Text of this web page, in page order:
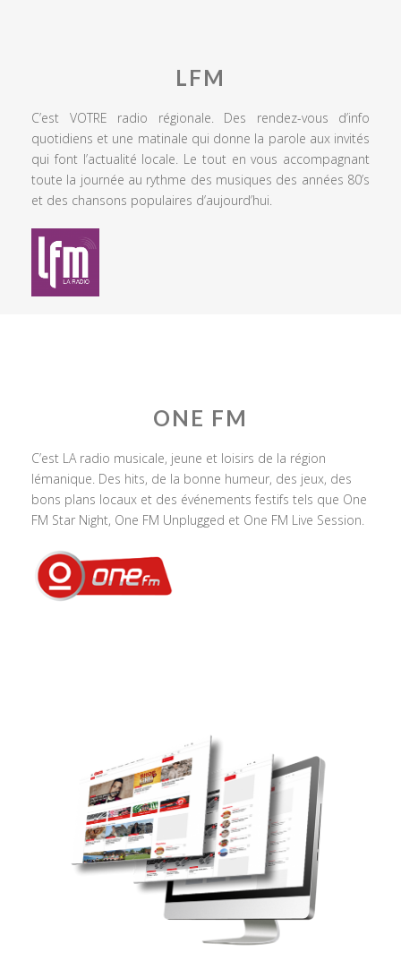
LFM
C’est VOTRE radio régionale. Des rendez-vous d’info
quotidiens et une matinale qui donne la parole aux invités
qui font l’actualité locale. Le tout en vous accompagnant
toute la journée au rythme des musiques des années 80’s
et des chansons populaires d’aujourd’hui.
ONE FM
C’est LA radio musicale, jeune et loisirs de la région
lémanique. Des hits, de la bonne humeur, des jeux, des
bons plans locaux et des événements festifs tels que One
FM Star Night, One FM Unplugged et One FM Live Session.